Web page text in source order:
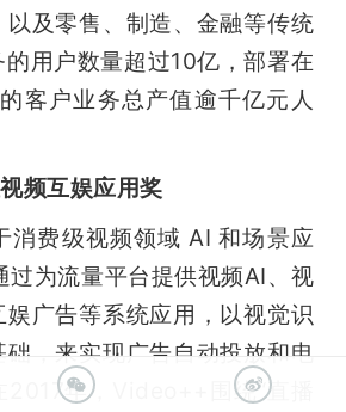
及零售、制造、金融等传统
用户数量超过10亿，部署在
客户业务总产值逾千亿元人
频互娱应用奖
费级视频领域 AI 和场景应
为流量平台提供视频AI、视
广告等系统应用，以视觉识
，来实现广告自动投放和电
2017年，Video++围绕“直播